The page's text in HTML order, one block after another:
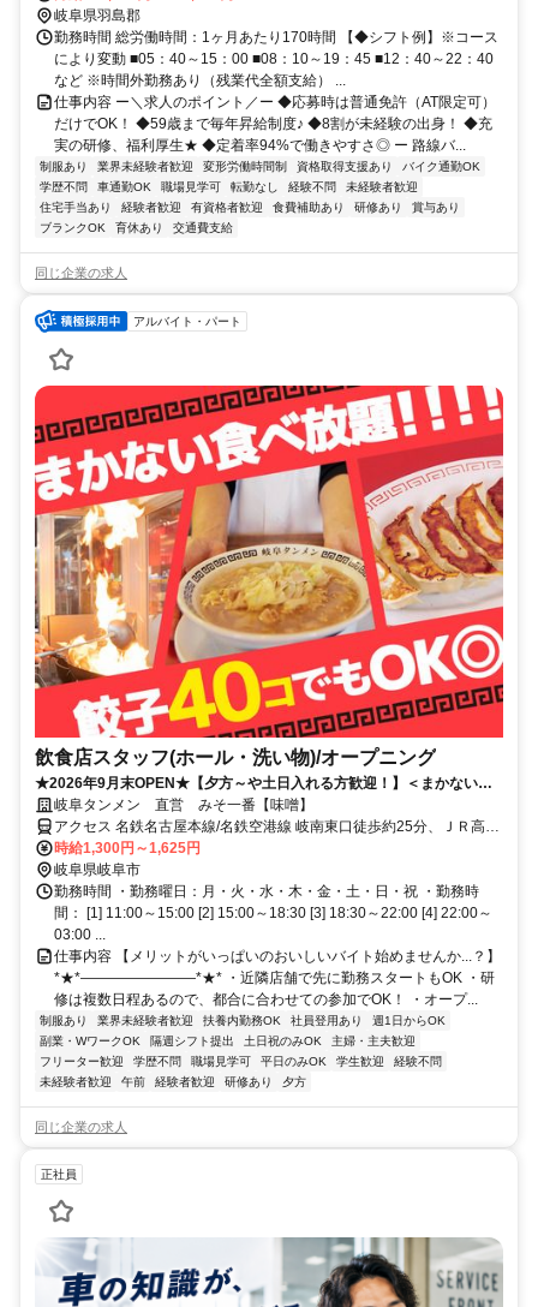
岐阜県羽島郡
勤務時間 総労働時間：1ヶ月あたり170時間 【◆シフト例】※コース
により変動 ■05：40～15：00 ■08：10～19：45 ■12：40～22：40
など ※時間外勤務あり（残業代全額支給） ...
仕事内容 ー＼求人のポイント／ー ◆応募時は普通免許（AT限定可）
だけでOK！ ◆59歳まで毎年昇給制度♪ ◆8割が未経験の出身！ ◆充
実の研修、福利厚生★ ◆定着率94%で働きやすさ◎ ー 路線バ...
制服あり 業界未経験者歓迎 変形労働時間制 資格取得支援あり
バイク通勤OK
学歴不問
車通勤OK 職場見学可 転勤なし 経験不問
未経験者歓迎
住宅手当あり
経験者歓迎 有資格者歓迎 食費補助あり 研修あり
賞与あり
ブランクOK
育休あり 交通費支給
同じ企業の求人
アルバイト・パート
飲食店スタッフ(ホール・洗い物)/オープニング
★2026年9月末OPEN★【夕方～や土日入れる方歓迎！】＜まかない食
べ放題！＞学校優先のシフトOK！高校生もOK！
岐阜タンメン 直営 みそ一番【味噌】
アクセス 名鉄名古屋本線/名鉄空港線 岐南東口徒歩約25分、ＪＲ高山
本線 岐阜中央南口徒歩約30分、ＪＲ東海道本線 岐阜中央南口徒歩約
30分 21号沿い/「岐阜南警察署」近く
時給1,300円～1,625円
岐阜県岐阜市
勤務時間 ・勤務曜日：月・火・水・木・金・土・日・祝 ・勤務時
間： [1] 11:00～15:00 [2] 15:00～18:30 [3] 18:30～22:00 [4] 22:00～
03:00 ...
仕事内容 【メリットがいっぱいのおいしいバイト始めませんか...？】
*★*――――――――*★* ・近隣店舗で先に勤務スタートもOK ・研
修は複数日程あるので、都合に合わせての参加でOK！ ・オープ...
制服あり 業界未経験者歓迎 扶養内勤務OK 社員登用あり
週1日からOK
副業・WワークOK
隔週シフト提出 土日祝のみOK
主婦・主夫歓迎
フリーター歓迎
学歴不問 職場見学可 平日のみOK 学生歓迎
経験不問
未経験者歓迎
午前 経験者歓迎 研修あり 夕方
同じ企業の求人
正社員